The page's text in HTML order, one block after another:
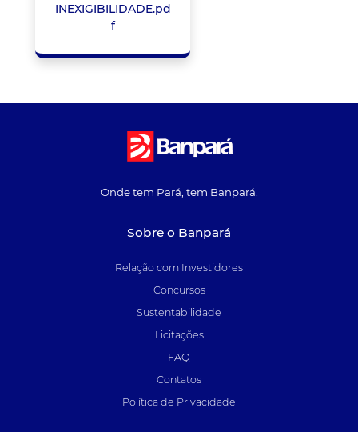
INEXIGIBILIDADE.pd
f
Onde tem Pará, tem Banpará.
Sobre o Banpará
Relação com Investidores
Concursos
Sustentabilidade
Licitações
FAQ
Contatos
Política de Privacidade